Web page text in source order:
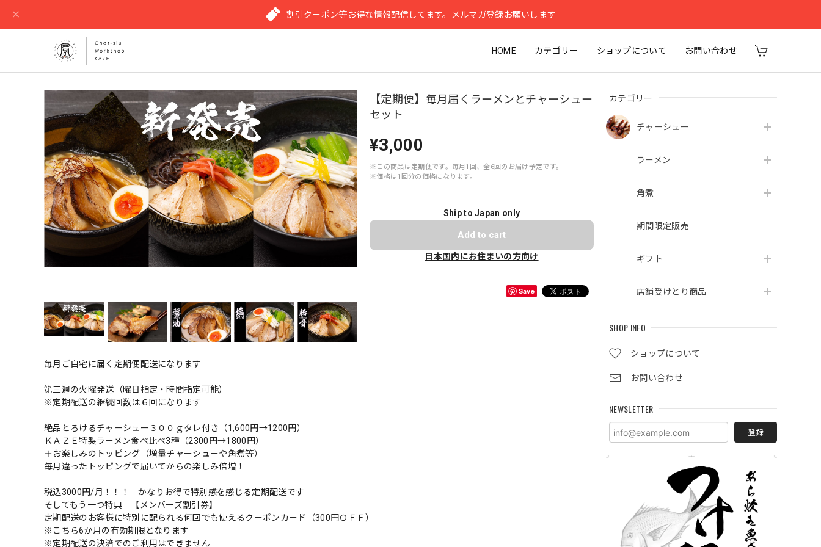
割引クーポン等お得な情報配信してます。メルマガ登録お願いします
HOME カテゴリー ショップについて お問い合わせ
カテゴリー
チャーシュー
ラーメン
角煮
期間限定販売
ギフト
店舗受けとり商品
SHOP INFO
ショップについて
お問い合わせ
NEWSLETTER
登録
【定期便】毎月届くラーメンとチャーシュー
セット
¥3,000
※この商品は定期便です。毎月1回、全6回のお届け予定です。
※価格は1回分の価格になります。
Ship to Japan only
Add to cart
日本国内にお住まいの方向け
Save
毎月ご自宅に届く定期便配送になります
第三週の火曜発送（曜日指定・時間指定可能）
※定期配送の継続回数は６回になります
絶品とろけるチャーシュー３００ｇタレ付き（1,600円→1200円）
ＫＡＺＥ特製ラーメン食べ比べ3種（2300円→1800円）
＋お楽しみのトッピング（増量チャーシューや角煮等）
毎月違ったトッピングで届いてからの楽しみ倍増！
税込3000円/月！！！ かなりお得で特別感を感じる定期配送です
そしてもう一つ特典 【メンバーズ割引券】
定期配送のお客様に特別に配られる何回でも使えるクーポンカード（300円ＯＦＦ）
※こちら6か月の有効期限となります
※定期配送の決済でのご利用はできません